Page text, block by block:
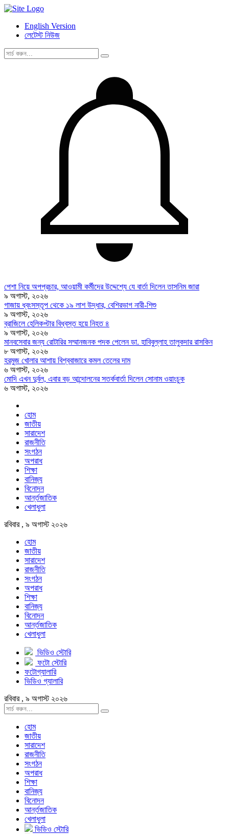
English Version
লেটেস্ট নিউজ
পেশা নিয়ে অপপ্রচার, আওয়ামী কর্মীদের উদ্দেশ্যে যে বার্তা দিলেন তাসনিম জারা
৯ অগাস্ট, ২০২৬
গাজায় ধ্বংসস্তূপ থেকে ১৯ লাশ উদ্ধার, বেশিরভাগ নারী-শিশু
৯ অগাস্ট, ২০২৬
ব্রাজিলে হেলিকপ্টার বিধ্বস্ত হয়ে নিহত ৪
৯ অগাস্ট, ২০২৬
মানবসেবার জন্য রোটারির সম্মানজনক পদক পেলেন ডা. হাবিবুল্লাহ তালুকদার রাসকিন
৮ অগাস্ট, ২০২৬
হরমুজ খোলার আশায় বিশ্ববাজারে কমল তেলের দাম
৬ অগাস্ট, ২০২৬
মোদি এখন দুর্বল, এবার বড় আন্দোলনের সতর্কবার্তা দিলেন সোনাম ওয়াংচুক
৬ অগাস্ট, ২০২৬
হোম
জাতীয়
সারাদেশ
রাজনীতি
সংগঠন
অপরাধ
শিক্ষা
বানিজ্য
বিনোদন
আর্ন্তজাতিক
খেলাধুলা
রবিবার , ৯ অগাস্ট ২০২৬
হোম
জাতীয়
সারাদেশ
রাজনীতি
সংগঠন
অপরাধ
শিক্ষা
বানিজ্য
বিনোদন
আর্ন্তজাতিক
খেলাধুলা
ভিডিও স্টোরি
ফটো স্টোরি
ফটোগ্যালারি
ভিডিও গ্যালারি
রবিবার , ৯ অগাস্ট ২০২৬
হোম
জাতীয়
সারাদেশ
রাজনীতি
সংগঠন
অপরাধ
শিক্ষা
বানিজ্য
বিনোদন
আর্ন্তজাতিক
খেলাধুলা
ভিডিও স্টোরি